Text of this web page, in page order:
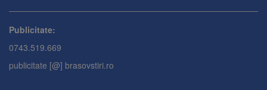
Publicitate:
0743.519.669
publicitate [@] brasovstiri.ro